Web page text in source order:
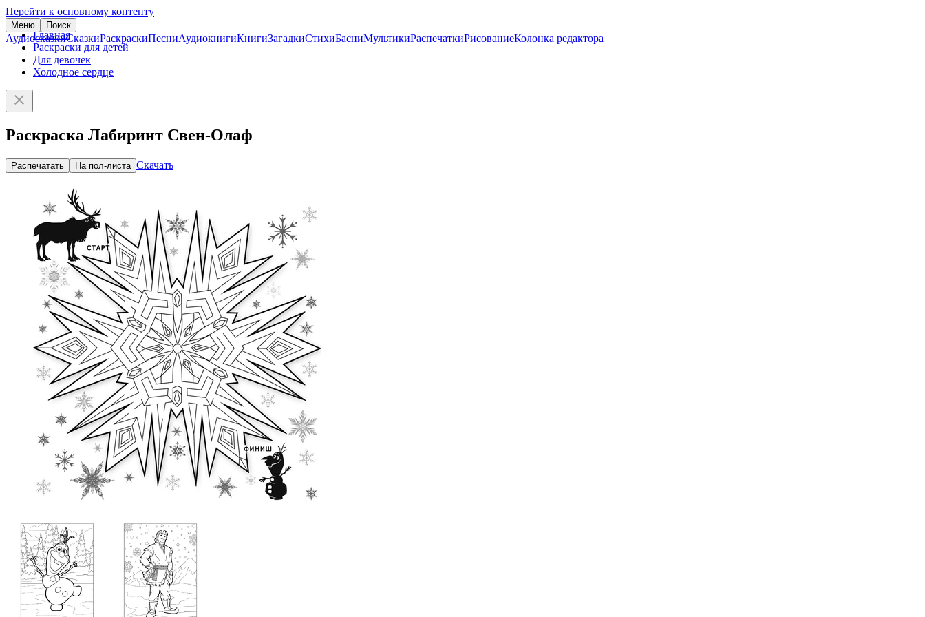
Перейти к основному контенту
Меню Поиск
АудиосказкиСказкиРаскраскиПесниАудиокнигиКнигиЗагадкиСтихиБасниМультикиРаспечаткиРисованиеКолонка редактора
Главная
Раскраски для детей
Для девочек
Холодное сердце
Раскраска Лабиринт Свен-Олаф
Распечатать На пол-листа Скачать